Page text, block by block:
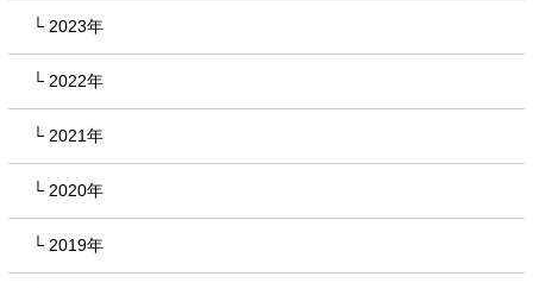
2023年
2022年
2021年
2020年
2019年